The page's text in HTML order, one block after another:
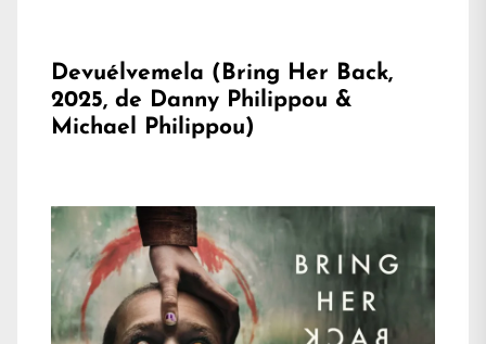
Devuélvemela (Bring Her Back,
2025, de Danny Philippou &
Michael Philippou)